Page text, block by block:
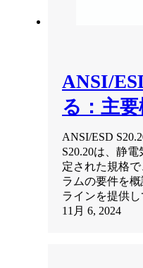
ANSI/
る：主
ANSI/ESD
S20.20は、静
定された規格
ラムの要件を
ラインを提供
11月 6, 2024